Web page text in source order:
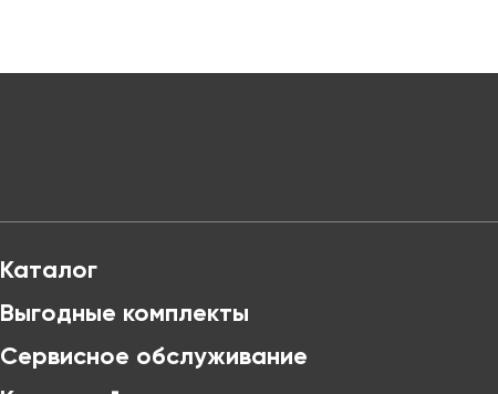
Каталог
Выгодные комплекты
Сервисное обслуживание